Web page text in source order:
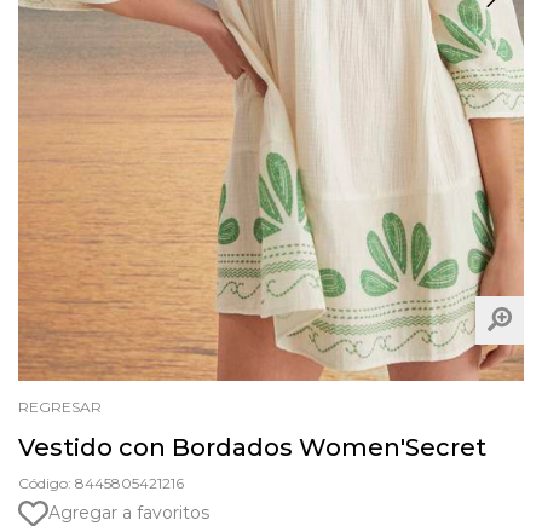
REGRESAR
Vestido con Bordados Women'Secret
Código: 8445805421216
Agregar a favoritos